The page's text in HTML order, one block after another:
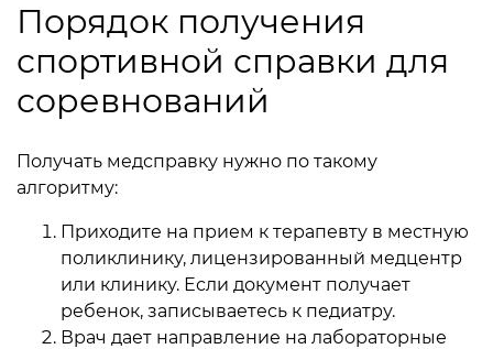
Порядок получения
спортивной справки для
соревнований
Получать медсправку нужно по такому
алгоритму:
Приходите на прием к терапевту в местную
поликлинику, лицензированный медцентр
или клинику. Если документ получает
ребенок, записываетесь к педиатру.
Врач дает направление на лабораторные